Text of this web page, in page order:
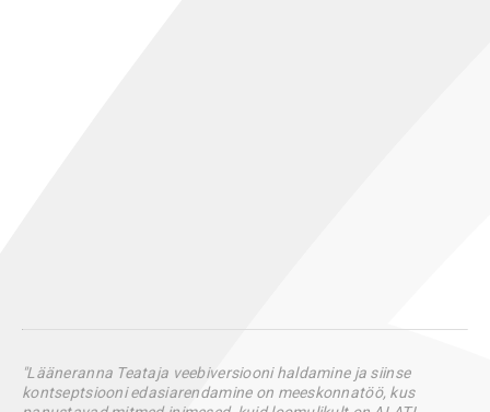
"Lääneranna Teataja veebiversiooni haldamine ja siinse
kontseptsiooni edasiarendamine on meeskonnatöö, kus